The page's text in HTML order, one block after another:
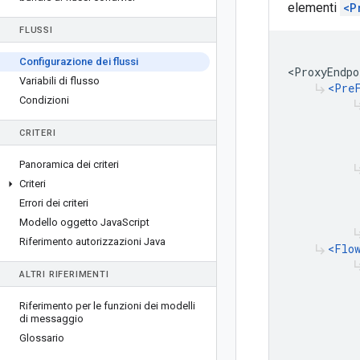
FLUSSI
Configurazione dei flussi
Variabili di flusso
Condizioni
CRITERI
Panoramica dei criteri
Criteri
Errori dei criteri
Modello oggetto JavaScript
Riferimento autorizzazioni Java
ALTRI RIFERIMENTI
Riferimento per le funzioni dei modelli
di messaggio
Glossario
elementi
subdirectory_arrow_right
subdirectory_arrow_right